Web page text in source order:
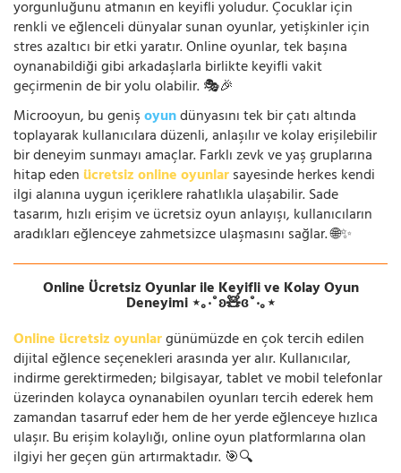
yorgunluğunu atmanın en keyifli yoludur. Çocuklar için
renkli ve eğlenceli dünyalar sunan oyunlar, yetişkinler için
stres azaltıcı bir etki yaratır. Online oyunlar, tek başına
oynanabildiği gibi arkadaşlarla birlikte keyifli vakit
geçirmenin de bir yolu olabilir. 🎭🎉
Microoyun, bu genişoyundünyasını tek bir çatı altında
toplayarak kullanıcılara düzenli, anlaşılır ve kolay erişilebilir
bir deneyim sunmayı amaçlar. Farklı zevk ve yaş gruplarına
hitap eden ücretsiz online oyunlarsayesinde herkes kendi
ilgi alanına uygun içeriklere rahatlıkla ulaşabilir. Sade
tasarım, hızlı erişim ve ücretsiz oyun anlayışı, kullanıcıların
aradıkları eğlenceye zahmetsizce ulaşmasını sağlar. 🌐✨
Online Ücretsiz Oyunlar ile Keyifli ve Kolay Oyun
Deneyimi ⋆｡‧˚ʚ🧸ɞ˚‧｡⋆
Online ücretsiz oyunlargünümüzde en çok tercih edilen
dijital eğlence seçenekleri arasında yer alır. Kullanıcılar,
indirme gerektirmeden; bilgisayar, tablet ve mobil telefonlar
üzerinden kolayca oynanabilen oyunları tercih ederek hem
zamandan tasarruf eder hem de her yerde eğlenceye hızlıca
ulaşır. Bu erişim kolaylığı, online oyun platformlarına olan
ilgiyi her geçen gün artırmaktadır. 🎯🔍